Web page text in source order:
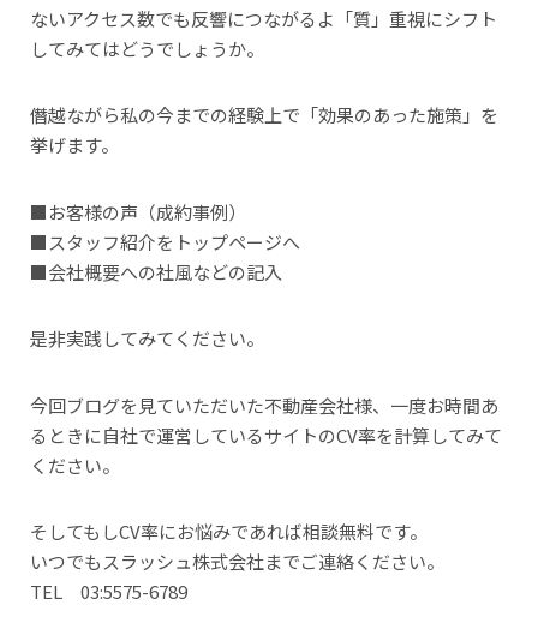
ないアクセス数でも反響につながるよ「質」重視にシフト
してみてはどうでしょうか。
僭越ながら私の今までの経験上で「効果のあった施策」を
挙げます。
■お客様の声（成約事例）
■スタッフ紹介をトップページへ
■会社概要への社風などの記入
是非実践してみてください。
今回ブログを見ていただいた不動産会社様、一度お時間あ
るときに自社で運営しているサイトのCV率を計算してみて
ください。
そしてもしCV率にお悩みであれば相談無料です。
いつでもスラッシュ株式会社までご連絡ください。
TEL 03:5575-6789